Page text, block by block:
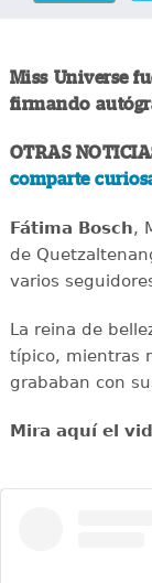
Miss Universe
firmando
OTRAS
comparte
Fátima Bosch,
de
varios
La reina de
típico, mientras
grababan con
Mira aquí el